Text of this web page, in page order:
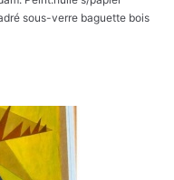
sous-verre baguette bois